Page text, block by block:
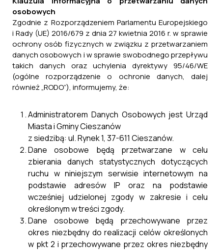
osobowych
Zgodnie z Rozporządzeniem Parlamentu Europejskiego
i Rady (UE) 2016/679 z dnia 27 kwietnia 2016 r. w sprawie
ochrony osób fizycznych w związku z przetwarzaniem
danych osobowych i w sprawie swobodnego przepływu
takich danych oraz uchylenia dyrektywy 95/46/WE
(ogólne rozporządzenie o ochronie danych, dalej
również „RODO”), informujemy, że:
Administratorem Danych Osobowych jest Urząd
Miasta i Gminy Cieszanów
z siedzibą: ul. Rynek 1, 37-611 Cieszanów.
Dane osobowe będą przetwarzane w celu
zbierania danych statystycznych dotyczących
ruchu w niniejszym serwisie internetowym na
podstawie adresów IP oraz na podstawie
wcześniej udzielonej zgody w zakresie i celu
określonym w treści zgody.
Dane osobowe będą przechowywane przez
okres niezbędny do realizacji celów określonych
w pkt 2 i przechowywane przez okres niezbędny